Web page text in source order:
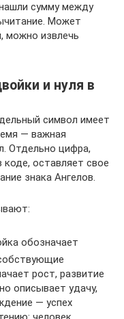
сумму между
Может
можно извлечь
и нуля в
символ имеет
— важная
Отдельно цифра,
оставляет свое
знака Ангелов.
обозначает
рост, развитие
описывает удачу,
— успех